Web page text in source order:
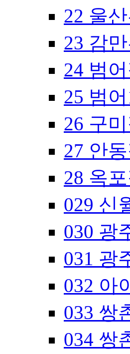
22 울
23 감
24 범
25 범
26 구
27 안
28 옥
029 신
030 광
031 광
032 아
033 쌍
034 쌍